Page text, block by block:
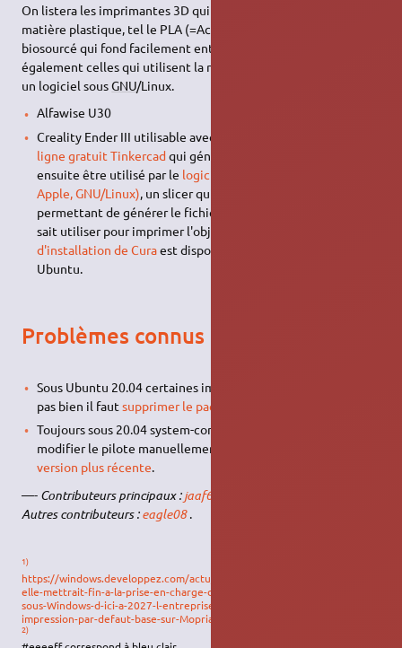
On listera les imprimantes 3D qui utilisent des filaments en
matière plastique, tel le PLA (=Acide polylactique, un plastique
biosourcé qui fond facilement entre 190 et 220°C) et
également celles qui utilisent la résine pour lesquelles il existe
un logiciel sousGNU/Linux.
Alfawise U30
Creality Ender III utilisable avec le
ligne gratuit Tinkercadqui génère un fichier STL qui peut
ensuite être utilisé par le logiciel libre Cura (Windows,
Apple, GNU/Linux), un slicer qui va réaliser le laminage 3D
permettant de générer le fichier g-code que l'imprimante
sait utiliser pour imprimer l'objet en 3D. Un
d'installation de Curaest disponible sur ce site dédié à
Ubuntu.
Problèmes connus
Sous Ubuntu 20.04 certaines imprimantes usb ne fonctionne
pas bien il faut supprimer le paquet
Toujours sous 20.04 system-config-printer ne permet pas de
modifier le pilote manuellement il faut pour cela
version plus récente.
—- Contributeurs principaux :jaaf64
Autres contributeurs :eagle08 .
1)
https://windows.developpez.com/actu/348300/Microsoft-a-annonce-qu-
elle-mettrait-fin-a-la-prise-en-charge-des-pilotes-d-imprimante-tiers-
sous-Windows-d-ici-a-2027-l-entreprise-introduit-un-nouveau-mode-d-
impression-par-defaut-base-sur-Mopria/
2)